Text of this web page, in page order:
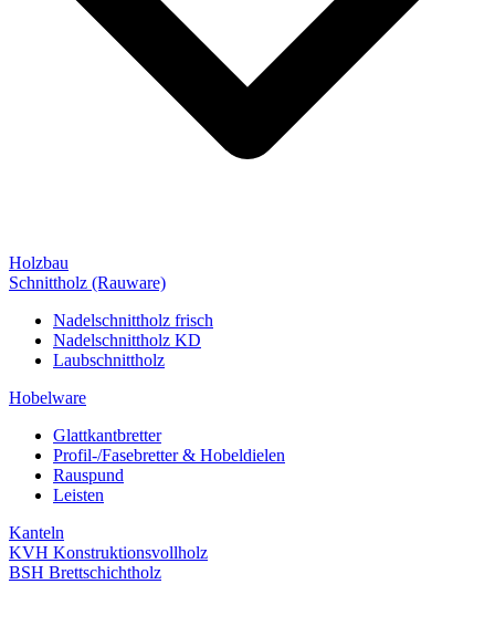
Holzbau
Schnittholz (Rauware)
Nadelschnittholz frisch
Nadelschnittholz KD
Laubschnittholz
Hobelware
Glattkantbretter
Profil-/Fasebretter & Hobeldielen
Rauspund
Leisten
Kanteln
KVH Konstruktionsvollholz
BSH Brettschichtholz